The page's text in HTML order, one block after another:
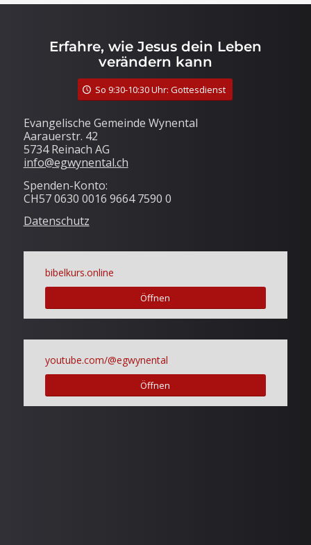
Erfahre, wie Jesus dein Leben
verändern kann
So 9:30-10:30 Uhr: Gottesdienst
Evangelische Gemeinde Wynental
Aarauerstr. 42
5734 Reinach AG
info@egwynental.ch
Spenden-Konto:
CH57 0630 0016 9664 7590 0
Datenschutz
bibelkurs.online
Öffnen
youtube.com/@egwynental
Öffnen